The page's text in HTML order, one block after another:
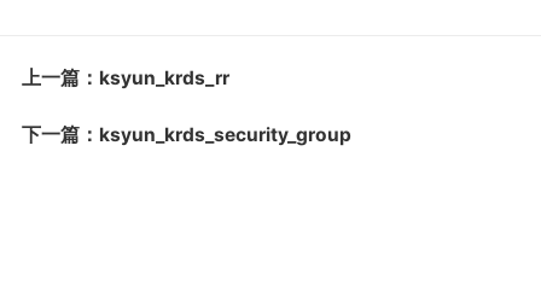
上一篇：ksyun_krds_rr
下一篇：ksyun_krds_security_group